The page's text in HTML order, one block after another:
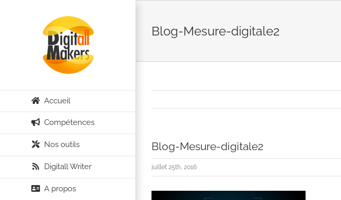
Accueil
Compétences
Nos outils
Digitall Writer
A propos
Blog-Mesure-digitale2
Blog-Mesure-digitale2
juillet 25th, 2016